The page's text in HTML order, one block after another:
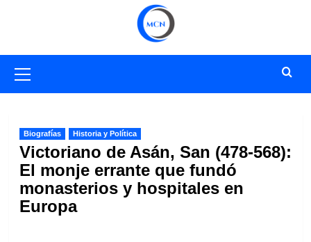
primario
Biografías Historia y Política
Victoriano de Asán, San (478-568):
El monje errante que fundó
monasterios y hospitales en
Europa